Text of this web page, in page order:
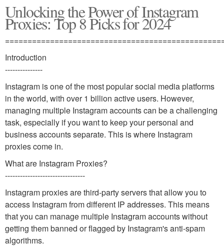
Unlocking the Power of Instagram
Proxies: Top 8 Picks for 2024
Introduction
---------------
Instagram is one of the most popular social media platforms
in the world, with over 1 billion active users. However,
managing multiple Instagram accounts can be a challenging
task, especially if you want to keep your personal and
business accounts separate. This is where Instagram
proxies come in.
What are Instagram Proxies?
--------------------------------
Instagram proxies are third-party servers that allow you to
access Instagram from different IP addresses. This means
that you can manage multiple Instagram accounts without
getting them banned or flagged by Instagram's anti-spam
algorithms.